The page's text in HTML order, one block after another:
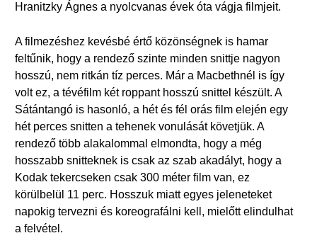
Hranitzky Ágnes a nyolcvanas évek óta vágja filmjeit.
A filmezéshez kevésbé értő közönségnek is hamar
feltűnik, hogy a rendező szinte minden snittje nagyon
hosszú, nem ritkán tíz perces. Már a Macbethnél is így
volt ez, a tévéfilm két roppant hosszú snittel készült. A
Sátántangó is hasonló, a hét és fél orás film elején egy
hét perces snitten a tehenek vonulását követjük. A
rendező több alakalommal elmondta, hogy a még
hosszabb snitteknek is csak az szab akadályt, hogy a
Kodak tekercseken csak 300 méter film van, ez
körülbelül 11 perc. Hosszuk miatt egyes jeleneteket
napokig tervezni és koreografálni kell, mielőtt elindulhat
a felvétel.